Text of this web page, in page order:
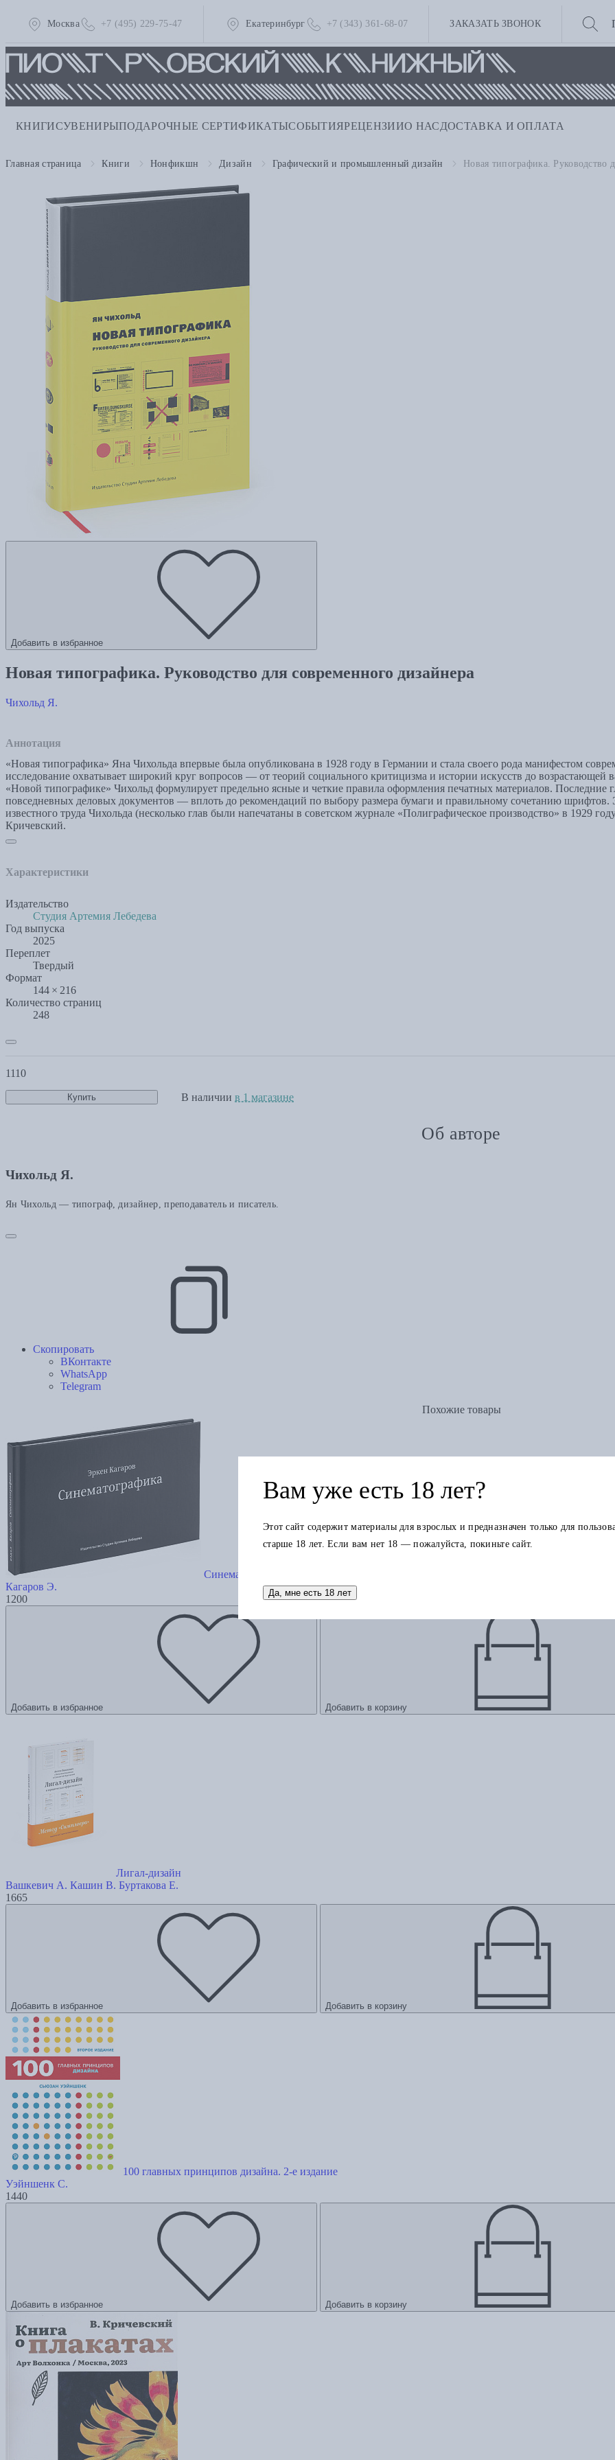
Москва +7 (495) 229-75-47 Екатеринбург +7 (343) 361-68-07 ЗАКАЗАТЬ ЗВОНОК
КНИГИСУВЕНИРЫПОДАРОЧНЫЕ СЕРТИФИКАТЫСОБЫТИЯРЕЦЕНЗИИО НАС ДОСТАВКА И ОПЛАТА
Главная страница Книги Нонфикшн Дизайн Графический и промышленный дизайн Новая типографика. Руководство
Добавить в избранное
Новая типографика. Руководство для современного дизайнера
Чихольд Я.
Аннотация
«Новая типографика» Яна Чихольда впервые была опубликована в 1928 году в Германии и стала своего рода манифестом
исследование охватывает широкий круг вопросов — от теорий социального критицизма и истории искусств до
«Новой типографике» Чихольд формулирует предельно ясные и четкие правила оформления печатных материалов. Последние
повседневных деловых документов — вплоть до рекомендаций по выбору размера бумаги и правильному сочетанию
известного труда Чихольда (несколько глав были напечатаны в советском журнале «Полиграфическое производство» в 1929
Кричевский.
Характеристики
Издательство
Студия Артемия Лебедева
Год выпуска
2025
Переплет
Твердый
Формат
144 × 216
Количество страниц
248
1110
Купить В наличии в 1 магазине
Об авторе
Чихольд Я.
Ян Чихольд — типограф, дизайнер, преподаватель и писатель.
Скопировать
ВКонтакте
WhatsApp
Telegram
Похожие товары
Синематографика
Кагаров Э.
1200
Добавить в избранное Добавить в корзину
Лигал-дизайн
Вашкевич А. Кашин В. Буртакова Е.
1665
Добавить в избранное Добавить в корзину
100 главных принципов дизайна. 2-е издание
Уэйншенк С.
1440
Добавить в избранное Добавить в корзину
Вам уже есть 18 лет?
Этот сайт содержит материалы для взрослых и предназначен только для
старше 18 лет. Если вам нет 18 — пожалуйста, покиньте сайт.
Да, мне есть 18 лет